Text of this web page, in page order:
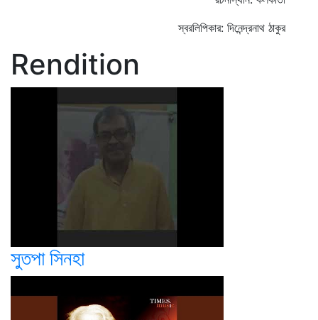
স্বরলিপিকার: দিনেন্দ্রনাথ ঠাকুর
Rendition
সুতপা সিনহা